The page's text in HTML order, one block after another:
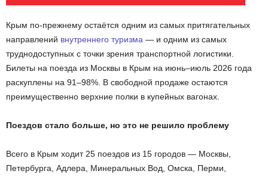
Крым по-прежнему остаётся одним из самых притягательных
направлений внутреннего туризма — и одним из самых
труднодоступных с точки зрения транспортной логистики.
Билеты на поезда из Москвы в Крым на июнь–июль 2026 года
раскуплены на 91–98%. В свободной продаже остаются
преимущественно верхние полки в купейных вагонах.
Поездов стало больше, но это не решило проблему
Всего в Крым ходит 25 поездов из 15 городов — Москвы,
Петербурга, Адлера, Минеральных Вод, Омска, Перми,